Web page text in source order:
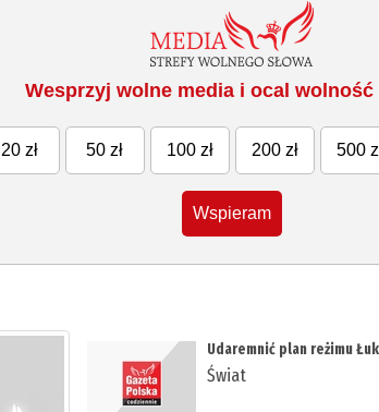
Wesprzyj wolne media i ocal wolność
20 zł 50 zł 100 zł 200 zł 500
Wspieram
Udaremnić plan reżimu
Świat